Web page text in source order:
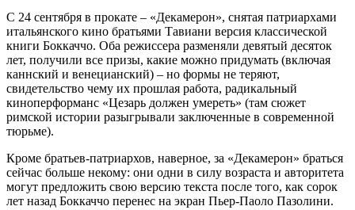
С 24 сентября в прокате – «Декамерон», снятая патриархами
итальянского кино братьями Тавиани версия классической
книги Боккаччо. Оба режиссера разменяли девятый десяток
лет, получили все призы, какие можно придумать (включая
каннский и венецианский) – но формы не теряют,
свидетельство чему их прошлая работа, радикальный
киноперформанс «Цезарь должен умереть» (там сюжет
римской истории разыгрывали заключенные в современной
тюрьме).
Кроме братьев-патриархов, наверное, за «Декамерон» браться
сейчас больше некому: они одни в силу возраста и авторитета
могут предложить свою версию текста после того, как сорок
лет назад Боккаччо перенес на экран Пьер-Паоло Пазолини.